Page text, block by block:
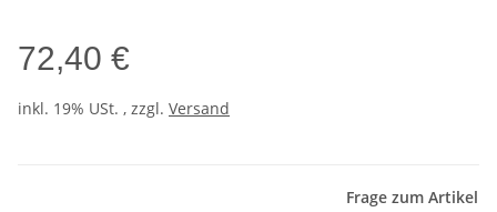
72,40 €
inkl. 19% USt. , zzgl. Versand
Frage zum Artikel